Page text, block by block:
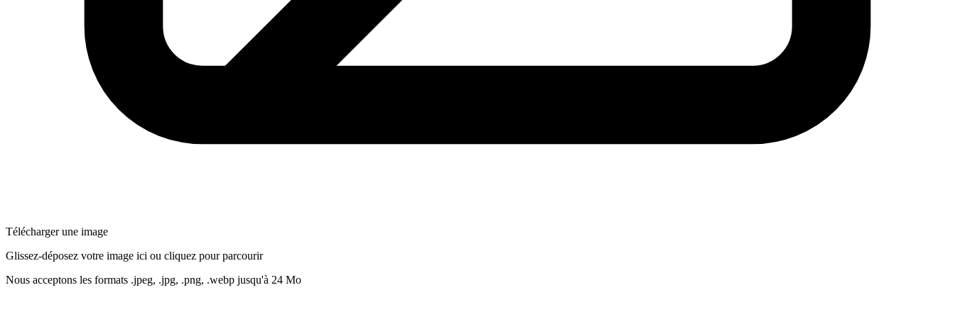
Télécharger une image
Glissez-déposez votre image ici ou cliquez pour parcourir
Nous acceptons les formats .jpeg, .jpg, .png, .webp jusqu'à 24 Mo